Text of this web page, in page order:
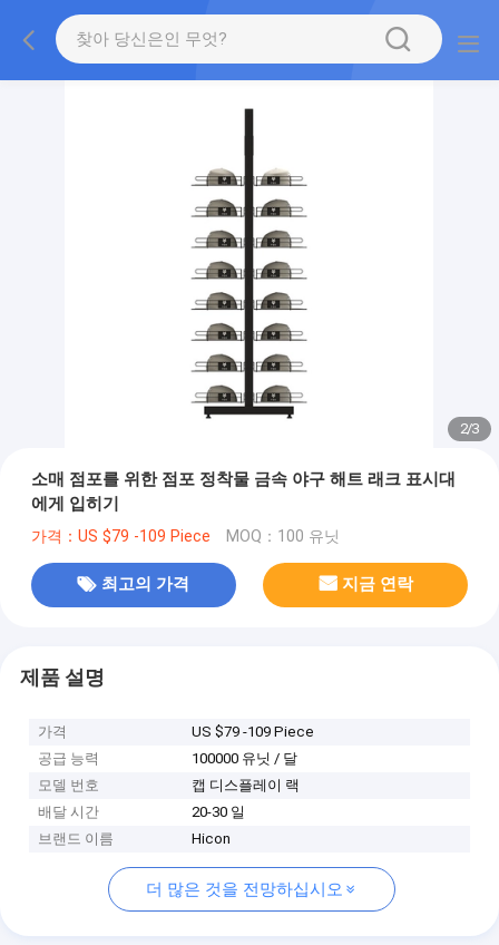
2/3
소매 점포를 위한 점포 정착물 금속 야구 해트 래크 표시대
에게 입히기
가격：US $79 -109 Piece MOQ：100 유닛
최고의 가격 지금 연락
제품 설명
가격
US $79 -109 Piece
공급 능력
100000 유닛 / 달
모델 번호
캡 디스플레이 랙
배달 시간
20-30 일
브랜드 이름
Hicon
더 많은 것을 전망하십시오